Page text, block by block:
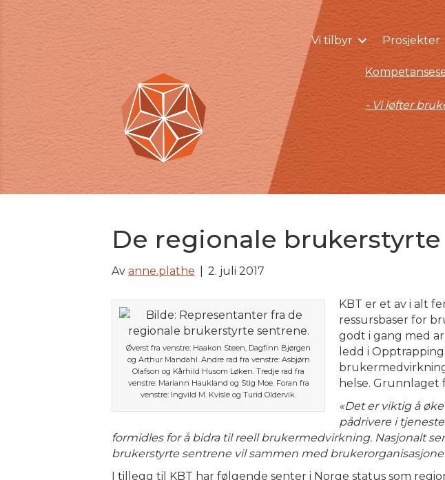
Vi tilbyr Prosjekter
- Vi løfter
De regionale
Av anne.plathe 2. juli 2017
Øverst fra venstre: Haakon Steen, Dagfinn Bjørgen
og Arthur Mandahl. Andre rad fra venstre: Asbjørn
Olafson og Kårhild Husom Løken. Tredje rad fra
venstre: Mariann Haukland og Stig Moe. Foran fra
venstre: Ingvild M. Kvisle og Turid Oldervik.
KBT er et av i alt
ressursbaser for
godt i gang med
ledd i
helse. Grunnlaget
«Det er viktig å
pådrivere i
formidles for å bidra til reell brukermedvirkning. Nasjonalt
brukerstyrte sentrene vil sammen med
I tillegg til KBT har følgende senter i Norge status som